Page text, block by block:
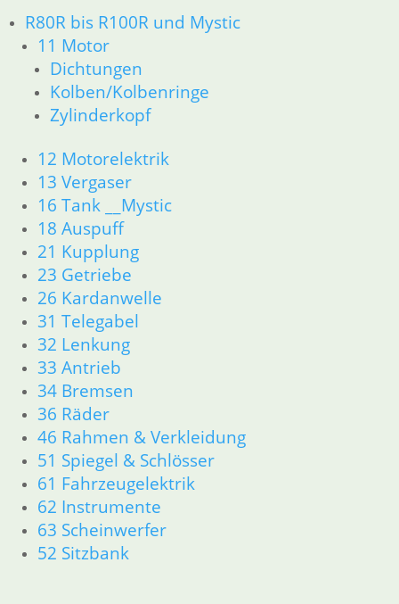
R80R bis R100R und Mystic
11 Motor
Dichtungen
Kolben/Kolbenringe
Zylinderkopf
12 Motorelektrik
13 Vergaser
16 Tank __Mystic
18 Auspuff
21 Kupplung
23 Getriebe
26 Kardanwelle
31 Telegabel
32 Lenkung
33 Antrieb
34 Bremsen
36 Räder
46 Rahmen & Verkleidung
51 Spiegel & Schlösser
61 Fahrzeugelektrik
62 Instrumente
63 Scheinwerfer
52 Sitzbank